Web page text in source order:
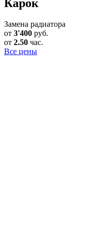
Карок
Замена радиатора
от 3'400 руб.
от 2.50 час.
Все цены